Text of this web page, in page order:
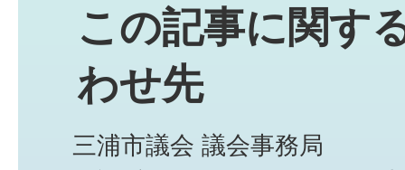
この記事に関す
わせ先
三浦市議会 議会事務局